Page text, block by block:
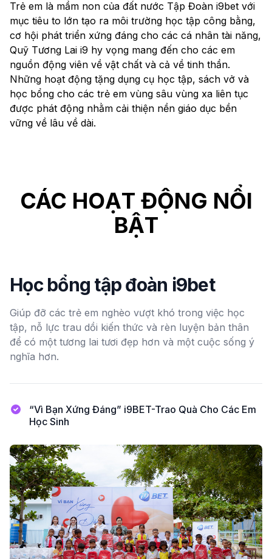
Trẻ em là mầm non của đất nước Tập Đoàn i9bet với
mục tiêu to lớn tạo ra môi trường học tập công bằng,
cơ hội phát triển xứng đáng cho các cá nhân tài năng,
Quỹ Tương Lai i9 hy vọng mang đến cho các em
nguồn động viên về vật chất và cả về tinh thần.
Những hoạt động tặng dụng cụ học tập, sách vở và
học bổng cho các trẻ em vùng sâu vùng xa liên tục
được phát động nhằm cải thiện nền giáo dục bền
vững về lâu về dài.
CÁC HOẠT ĐỘNG NỔI
BẬT
Học bổng tập đoàn i9bet
Giúp đỡ các trẻ em nghèo vượt khó trong việc học
tập, nỗ lực trau dồi kiến thức và rèn luyện bản thân
để có một tương lai tươi đẹp hơn và một cuộc sống ý
nghĩa hơn.
“Vì Bạn Xứng Đáng” i9BET-Trao Quà Cho Các Em
Học Sinh